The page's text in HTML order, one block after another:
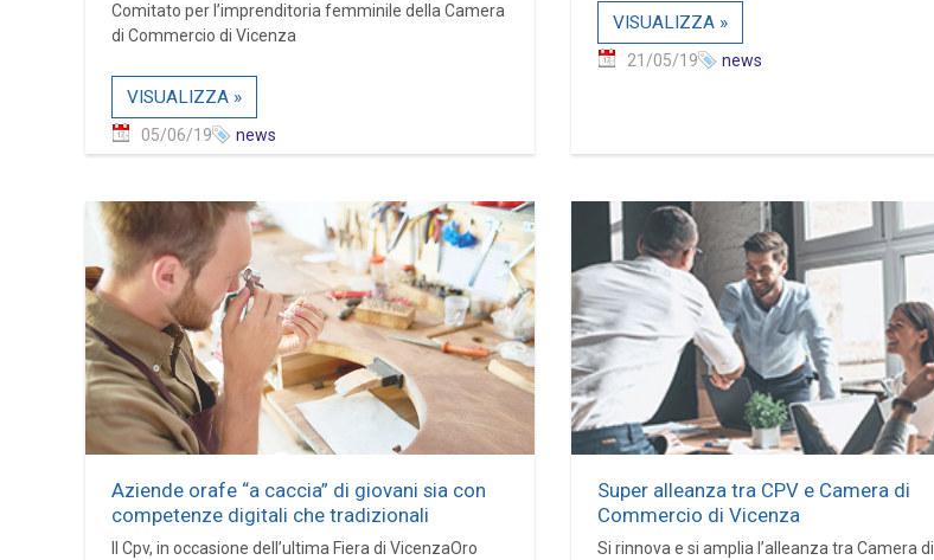
Comitato per l’imprenditoria femminile della Camera
di Commercio di Vicenza
VISUALIZZA »
05/06/19 news
VISUALIZZA »
21/05/19 news
Aziende orafe “a caccia” di giovani sia con
competenze digitali che tradizionali
Il Cpv, in occasione dell’ultima Fiera di VicenzaOro
Super alleanza tra CPV e Camera di
Commercio di Vicenza
Si rinnova e si amplia l’alleanza tra Camera di